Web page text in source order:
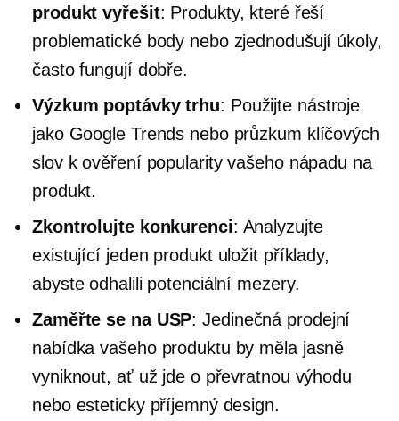
produkt vyřešit: Produkty, které řeší
problematické body nebo zjednodušují úkoly,
často fungují dobře.
Výzkum poptávky trhu: Použijte nástroje
jako Google Trends nebo průzkum klíčových
slov k ověření popularity vašeho nápadu na
produkt.
Zkontrolujte konkurenci: Analyzujte
existující jeden produktuložit příklady,
abyste odhalili potenciální mezery.
Zaměřte se na USP: Jedinečná prodejní
nabídka vašeho produktu by měla jasně
vyniknout, ať už jde o převratnou výhodu
nebo esteticky příjemný design.